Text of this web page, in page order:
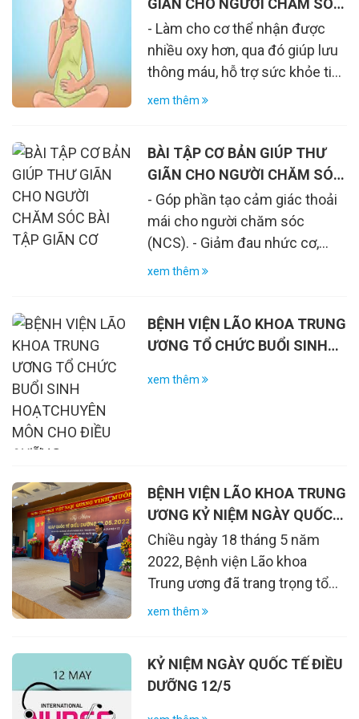
trên da, nôn, buồn nôn…
đi tái lại rất nhiều lần, càng làm
nặng thêm tình trạng suy dinh
dưỡng. Đặc biệt có rất nhiều
trường hợp rối loạn nuốt không
được phát hiện do không có
mà chỉ thể hiện bằng tình trạng
viêm phổi tái đi tái lại nhiều lần.
GIÃN CHO NGƯỜI CHĂM SÓC
BÀI TẬP HÍT THỞ SÂU
- Làm cho cơ thể nhận được
nhiều oxy hơn, qua đó giúp lưu
thông máu, hỗ trợ sức khỏe tim
mạch, hô hấp. - Tạo hiệu quả
mệt mỏi, căng thẳng hay thiếu
tỉnh táo. - Góp phần giúp giảm
đau, hạ huyết áp, tăng khả
năng miễn dịch của cơ thể
xem thêm
BÀI TẬP CƠ BẢN GIÚP THƯ
GIÃN CHO NGƯỜI CHĂM SÓC
BÀI TẬP GIÃN CƠ
- Góp phần tạo cảm giác thoải
mái cho người chăm sóc
(NCS). - Giảm đau nhức cơ,
căng cơ, bó cơ cục bộ… - Tăng
chuyển động của cơ thể. -
Thúc đẩy máu lưu thông, cung
cấp chất dinh dưỡng và oxy
giảm nguy cơ chấn thương do
tác động mạnh với các bài tập
nặng
xem thêm
BỆNH VIỆN LÃO KHOA TRUNG
ƯƠNG TỔ CHỨC BUỔI SINH
ĐIỀU DƯỠNG
xem thêm
BỆNH VIỆN LÃO KHOA TRUNG
ƯƠNG KỶ NIỆM NGÀY QUỐC
TẾ ĐIỀU DƯỠNG NĂM 2022
Chiều ngày 18 tháng 5 năm
2022, Bệnh viện Lão khoa
Trung ương đã trang trọng tổ
chức Kỷ niệm ngày Quốc tế
cách, thái độ phục vụ của cán
bộ y tế, hướng tới sự hài lòng
của người bệnh. Dự buổi Kỷ
xem thêm
KỶ NIỆM NGÀY QUỐC TẾ ĐIỀU
DƯỠNG 12/5